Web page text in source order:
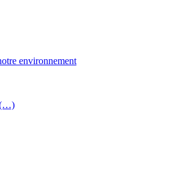
environnement
(…)